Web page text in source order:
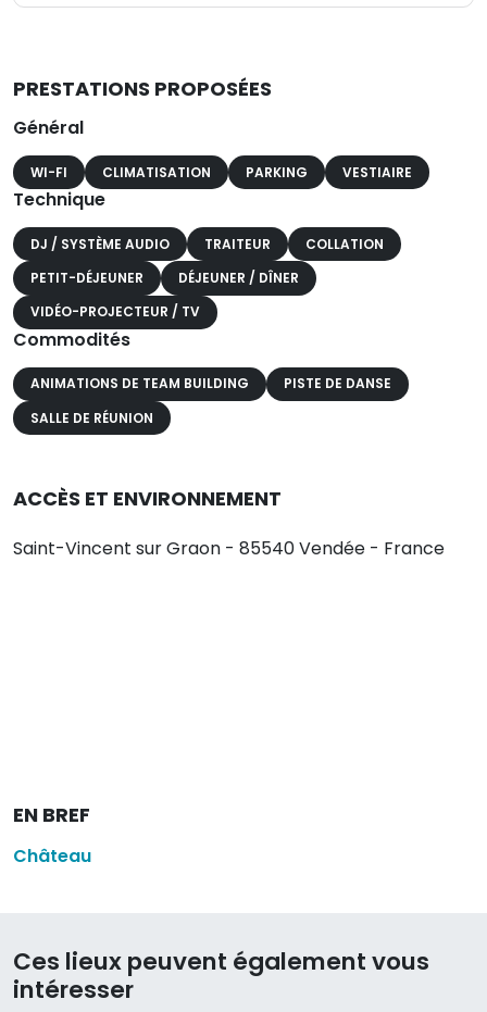
PRESTATIONS PROPOSÉES
Général
WI-FI CLIMATISATION PARKING VESTIAIRE
Technique
DJ / SYSTÈME AUDIO TRAITEUR
COLLATION
PETIT-DÉJEUNER
DÉJEUNER / DÎNER
VIDÉO-PROJECTEUR / TV
Commodités
ANIMATIONS DE TEAM BUILDING
PISTE DE DANSE
SALLE DE RÉUNION
ACCÈS ET ENVIRONNEMENT
Saint-Vincent sur Graon - 85540 Vendée - France
EN BREF
Château
Ces lieux peuvent également vous
intéresser